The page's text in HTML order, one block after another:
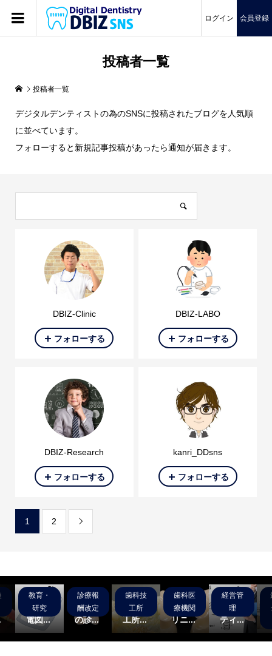
ログイン 会員登録
投稿者一覧
投稿者一覧
デジタルデンティストの為のSNSに投稿されたブログを人気順
に並べています。
フォローすると新規記事投稿があったら通知が届きます。
DBIZ-Clinic
フォローする
DBIZ-LABO
フォローする
DBIZ-Research
フォローする
kanri_DDsns
フォローする
1 2 
教育・
研究
睡眠時
歯科筋
電図...
診療報
酬改定
2020
年4月
の診...
歯科技
工所
テス
ト：技
工所...
歯科医
療機関
テスト
歯科ク
リニ...
経営管
理
デジタ
ルデン
ティ...